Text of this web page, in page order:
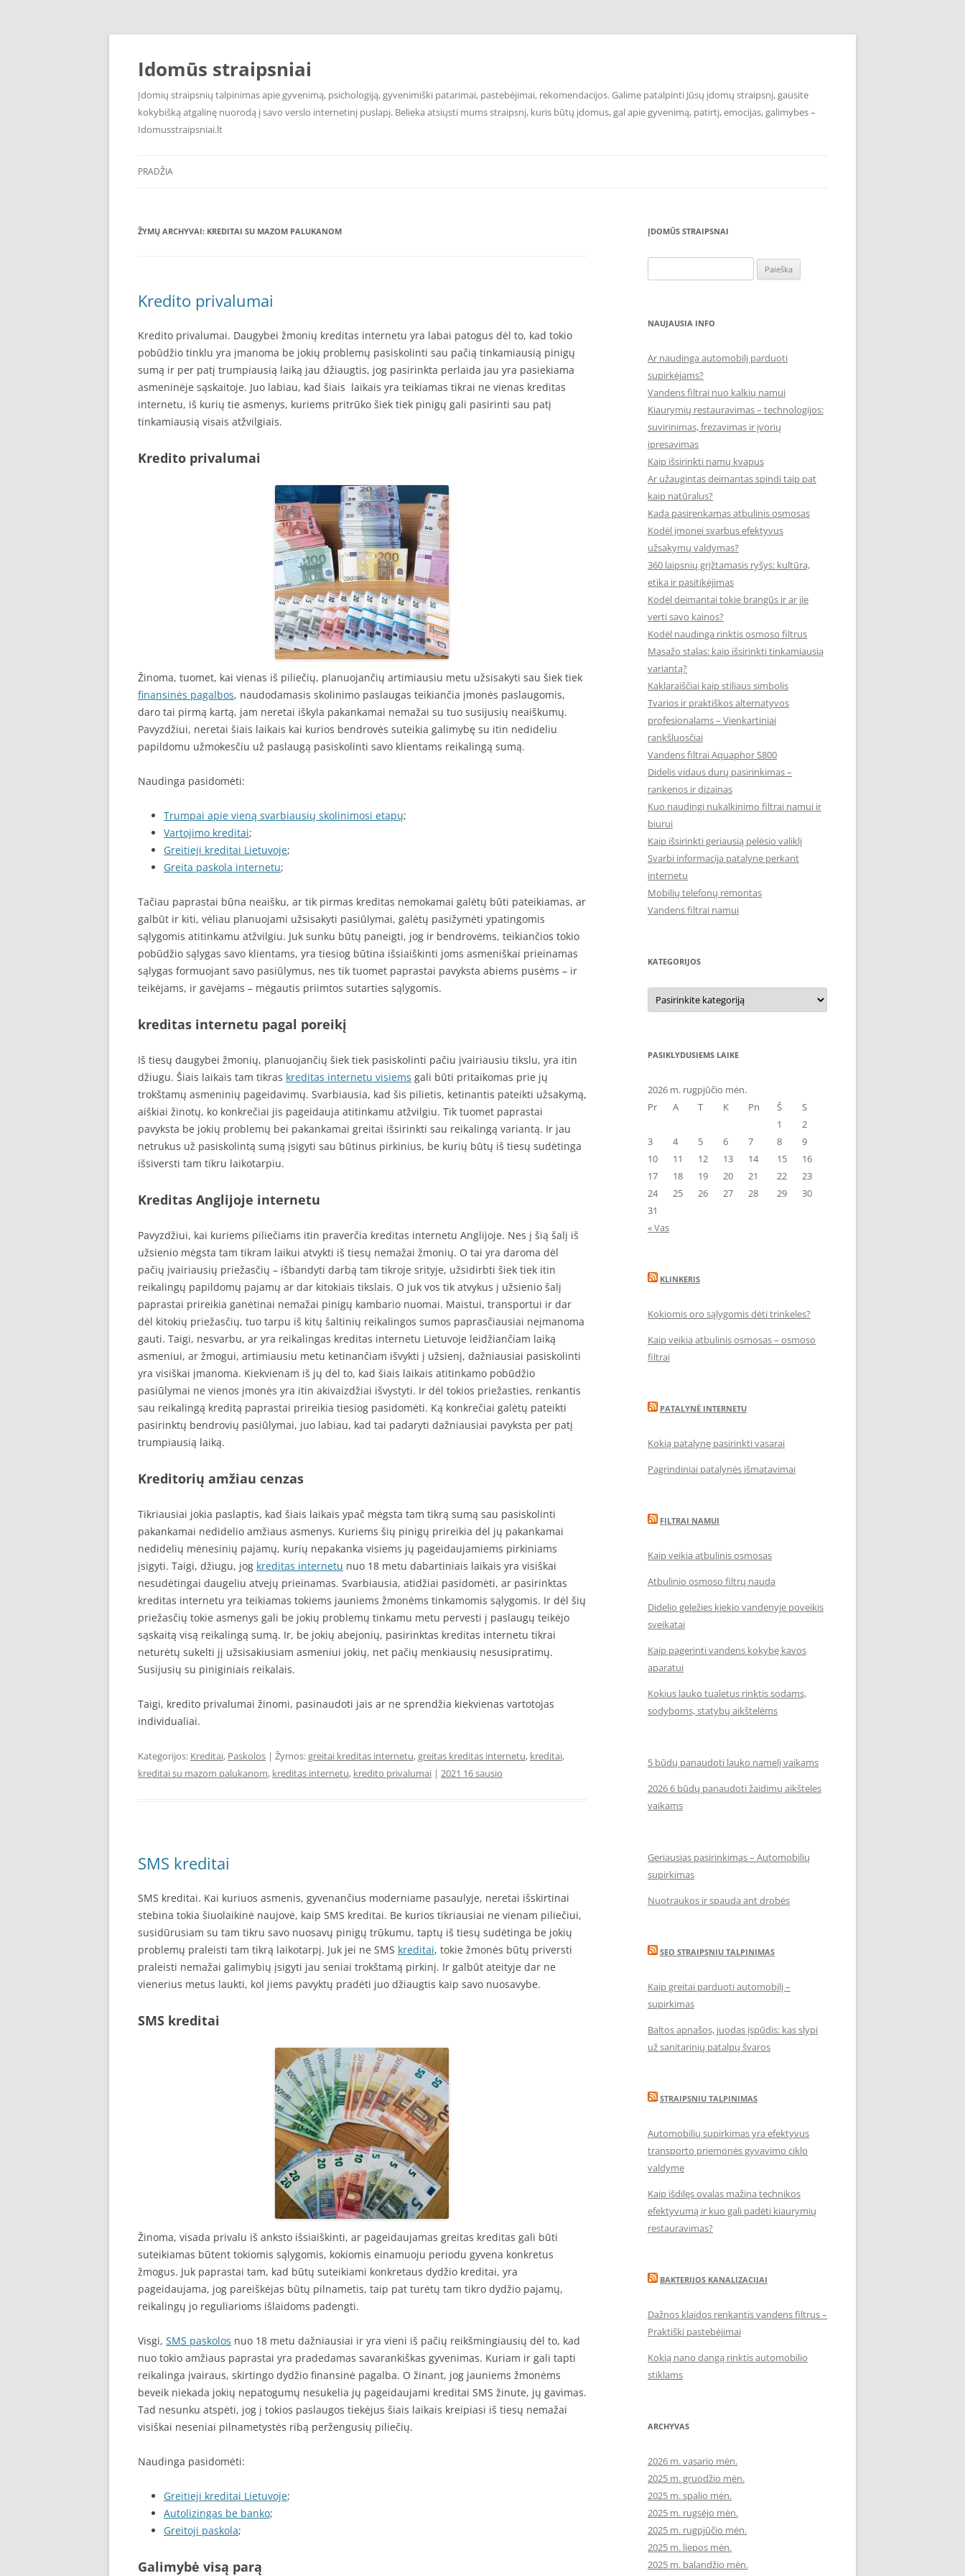
Pereiti
turinio
Idomūs straipsniai
Įdomių straipsnių talpinimas apie gyvenimą, psichologiją, gyvenimiški patarimai, pastebėjimai, rekomendacijos. Galime patalpinti Jūsų įdomų straipsnį, gausite
kokybišką atgalinę nuorodą į savo verslo internetinį puslapį. Belieka atsiųsti mums straipsnį, kuris būtų įdomus, gal apie gyvenimą, patirtį, emocijas, galimybes –
Idomusstraipsniai.lt
PRADŽIA
ŽYMŲ ARCHYVAI: KREDITAI SU MAZOM PALUKANOM
Kredito privalumai
Kredito privalumai. Daugybei žmonių kreditas internetu yra labai patogus dėl to, kad tokio
pobūdžio tinklu yra įmanoma be jokių problemų pasiskolinti sau pačią tinkamiausią pinigų
sumą ir per patį trumpiausią laiką jau džiaugtis, jog pasirinkta perlaida jau yra pasiekiama
asmeninėje sąskaitoje. Juo labiau, kad šiais laikais yra teikiamas tikrai ne vienas kreditas
internetu, iš kurių tie asmenys, kuriems pritrūko šiek tiek pinigų gali pasirinti sau patį
tinkamiausią visais atžvilgiais.
Kredito privalumai
Žinoma, tuomet, kai vienas iš piliečių, planuojančių artimiausiu metu užsisakyti sau šiek tiek
finansinės pagalbos, naudodamasis skolinimo paslaugas teikiančia įmonės paslaugomis,
daro tai pirmą kartą, jam neretai iškyla pakankamai nemažai su tuo susijusių neaiškumų.
Pavyzdžiui, neretai šiais laikais kai kurios bendrovės suteikia galimybę su itin nedideliu
papildomu užmokesčiu už paslaugą pasiskolinti savo klientams reikalingą sumą.
Naudinga pasidomėti:
Trumpai apie vieną svarbiausių skolinimosi etapų;
Vartojimo kreditai;
Greitieji kreditai Lietuvoje;
Greita paskola internetu;
Tačiau paprastai būna neaišku, ar tik pirmas kreditas nemokamai galėtų būti pateikiamas, ar
galbūt ir kiti, vėliau planuojami užsisakyti pasiūlymai, galėtų pasižymėti ypatingomis
sąlygomis atitinkamu atžvilgiu. Juk sunku būtų paneigti, jog ir bendrovėms, teikiančios tokio
pobūdžio sąlygas savo klientams, yra tiesiog būtina išsiaiškinti joms asmeniškai prieinamas
sąlygas formuojant savo pasiūlymus, nes tik tuomet paprastai pavyksta abiems pusėms – ir
teikėjams, ir gavėjams – mėgautis priimtos sutarties sąlygomis.
kreditas internetu pagal poreikį
Iš tiesų daugybei žmonių, planuojančių šiek tiek pasiskolinti pačiu įvairiausiu tikslu, yra itin
džiugu. Šiais laikais tam tikras kreditas internetu visiems gali būti pritaikomas prie jų
trokštamų asmeninių pageidavimų. Svarbiausia, kad šis pilietis, ketinantis pateikti užsakymą,
aiškiai žinotų, ko konkrečiai jis pageidauja atitinkamu atžvilgiu. Tik tuomet paprastai
pavyksta be jokių problemų bei pakankamai greitai išsirinkti sau reikalingą variantą. Ir jau
netrukus už pasiskolintą sumą įsigyti sau būtinus pirkinius, be kurių būtų iš tiesų sudėtinga
išsiversti tam tikru laikotarpiu.
Kreditas Anglijoje internetu
Pavyzdžiui, kai kuriems piliečiams itin praverčia kreditas internetu Anglijoje. Nes į šią šalį iš
užsienio mėgsta tam tikram laikui atvykti iš tiesų nemažai žmonių. O tai yra daroma dėl
pačių įvairiausių priežasčių – išbandyti darbą tam tikroje srityje, užsidirbti šiek tiek itin
reikalingų papildomų pajamų ar dar kitokiais tikslais. O juk vos tik atvykus į užsienio šalį
paprastai prireikia ganėtinai nemažai pinigų kambario nuomai. Maistui, transportui ir dar
dėl kitokių priežasčių, tuo tarpu iš kitų šaltinių reikalingos sumos paprasčiausiai neįmanoma
gauti. Taigi, nesvarbu, ar yra reikalingas kreditas internetu Lietuvoje leidžiančiam laiką
asmeniui, ar žmogui, artimiausiu metu ketinančiam išvykti į užsienį, dažniausiai pasiskolinti
yra visiškai įmanoma. Kiekvienam iš jų dėl to, kad šiais laikais atitinkamo pobūdžio
pasiūlymai ne vienos įmonės yra itin akivaizdžiai išvystyti. Ir dėl tokios priežasties, renkantis
sau reikalingą kreditą paprastai prireikia tiesiog pasidomėti. Ką konkrečiai galėtų pateikti
pasirinktų bendrovių pasiūlymai, juo labiau, kad tai padaryti dažniausiai pavyksta per patį
trumpiausią laiką.
Kreditorių amžiau cenzas
Tikriausiai jokia paslaptis, kad šiais laikais ypač mėgsta tam tikrą sumą sau pasiskolinti
pakankamai nedidelio amžiaus asmenys. Kuriems šių pinigų prireikia dėl jų pakankamai
nedidelių mėnesinių pajamų, kurių nepakanka visiems jų pageidaujamiems pirkiniams
įsigyti. Taigi, džiugu, jog kreditas internetu nuo 18 metu dabartiniais laikais yra visiškai
nesudėtingai daugeliu atvejų prieinamas. Svarbiausia, atidžiai pasidomėti, ar pasirinktas
kreditas internetu yra teikiamas tokiems jauniems žmonėms tinkamomis sąlygomis. Ir dėl šių
priežasčių tokie asmenys gali be jokių problemų tinkamu metu pervesti į paslaugų teikėjo
sąskaitą visą reikalingą sumą. Ir, be jokių abejonių, pasirinktas kreditas internetu tikrai
neturėtų sukelti jį užsisakiusiam asmeniui jokių, net pačių menkiausių nesusipratimų.
Susijusių su piniginiais reikalais.
Taigi, kredito privalumai žinomi, pasinaudoti jais ar ne sprendžia kiekvienas vartotojas
individualiai.
Kategorijos: Kreditai, Paskolos | Žymos:greitai kreditas internetu,greitas kreditas internetu, kreditai,
kreditai su mazom palukanom, kreditas internetu, kredito privalumai | 2021 16 sausio
SMS kreditai
SMS kreditai. Kai kuriuos asmenis, gyvenančius moderniame pasaulyje, neretai išskirtinai
stebina tokia šiuolaikinė naujovė, kaip SMS kreditai. Be kurios tikriausiai ne vienam piliečiui,
susidūrusiam su tam tikru savo nuosavų pinigų trūkumu, taptų iš tiesų sudėtinga be jokių
problemų praleisti tam tikrą laikotarpį. Juk jei ne SMS kreditai, tokie žmonės būtų priversti
praleisti nemažai galimybių įsigyti jau seniai trokštamą pirkinį. Ir galbūt ateityje dar ne
vienerius metus laukti, kol jiems pavyktų pradėti juo džiaugtis kaip savo nuosavybe.
SMS kreditai
Žinoma, visada privalu iš anksto išsiaiškinti, ar pageidaujamas greitas kreditas gali būti
suteikiamas būtent tokiomis sąlygomis, kokiomis einamuoju periodu gyvena konkretus
žmogus. Juk paprastai tam, kad būtų suteikiami konkretaus dydžio kreditai, yra
pageidaujama, jog pareiškėjas būtų pilnametis, taip pat turėtų tam tikro dydžio pajamų,
reikalingų jo reguliarioms išlaidoms padengti.
Visgi, SMS paskolos nuo 18 metu dažniausiai ir yra vieni iš pačių reikšmingiausių dėl to, kad
nuo tokio amžiaus paprastai yra pradedamas savarankiškas gyvenimas. Kuriam ir gali tapti
reikalinga įvairaus, skirtingo dydžio finansinė pagalba. O žinant, jog jauniems žmonėms
beveik niekada jokių nepatogumų nesukelia jų pageidaujami kreditai SMS žinute, jų gavimas.
Tad nesunku atspėti, jog į tokios paslaugos tiekėjus šiais laikais kreipiasi iš tiesų nemažai
visiškai neseniai pilnametystės ribą peržengusių piliečių.
Naudinga pasidomėti:
Greitieji kreditai Lietuvoje;
Autolizingas be banko;
Greitoji paskola;
Galimybė visą parą
ĮDOMŪS STRAIPSNAI
NAUJAUSIA INFO
Ar naudinga automobilį parduoti
supirkėjams?
Vandens filtrai nuo kalkių namui
Kiaurymių restauravimas – technologijos:
suvirinimas, frezavimas ir įvorių
įpresavimas
Kaip išsirinkti namų kvapus
Ar užaugintas deimantas spindi taip pat
kaip natūralus?
Kada pasirenkamas atbulinis osmosas
Kodėl įmonei svarbus efektyvus
užsakymų valdymas?
360 laipsnių grįžtamasis ryšys: kultūra,
etika ir pasitikėjimas
Kodėl deimantai tokie brangūs ir ar jie
verti savo kainos?
Kodėl naudinga rinktis osmoso filtrus
Masažo stalas: kaip išsirinkti tinkamiausią
variantą?
Kaklaraiščiai kaip stiliaus simbolis
Tvarios ir praktiškos alternatyvos
profesionalams – Vienkartiniai
rankšluosčiai
Vandens filtrai Aquaphor S800
Didelis vidaus durų pasirinkimas –
rankenos ir dizainas
Kuo naudingi nukalkinimo filtrai namui ir
biurui
Kaip išsirinkti geriausią pelėsio valiklį
Svarbi informacija patalyne perkant
internetu
Mobilių telefonų remontas
Vandens filtrai namui
KATEGORIJOS
Kategorijos
PASIKLYDUSIEMS LAIKE
2026 m. rugpjūčio mėn.
Pr
A T K Pn Š
S
1
2
3
4 5 6 7 8
9
10
11 12 13 14 15
16
17
18 19 20 21 22
23
24
25 26 27 28 29
30
31
« Vas
KLINKERIS
Kokiomis oro sąlygomis dėti trinkeles?
Kaip veikia atbulinis osmosas – osmoso
filtrai
PATALYNĖ INTERNETU
Kokią patalynę pasirinkti vasarai
Pagrindiniai patalynės išmatavimai
FILTRAI NAMUI
Kaip veikia atbulinis osmosas
Atbulinio osmoso filtrų nauda
Didelio geležies kiekio vandenyje poveikis
sveikatai
Kaip pagerinti vandens kokybę kavos
aparatui
Kokius lauko tualetus rinktis sodams,
sodyboms, statybų aikštelėms
5 būdų panaudoti lauko namelį vaikams
2026 6 būdų panaudoti žaidimų aikšteles
vaikams
Geriausias pasirinkimas – Automobilių
supirkimas
Nuotraukos ir spauda ant drobės
SEO STRAIPSNIU TALPINIMAS
Kaip greitai parduoti automobilį –
supirkimas
Baltos apnašos, juodas įspūdis: kas slypi
už sanitarinių patalpų švaros
STRAIPSNIU TALPINIMAS
Automobilių supirkimas yra efektyvus
transporto priemonės gyvavimo ciklo
valdyme
Kaip išdilęs ovalas mažina technikos
efektyvumą ir kuo gali padėti kiaurymių
restauravimas?
BAKTERIJOS KANALIZACIJAI
Dažnos klaidos renkantis vandens filtrus –
Praktiški pastebėjimai
Kokią nano dangą rinktis automobilio
stiklams
ARCHYVAS
2026 m. vasario mėn.
2025 m. gruodžio mėn.
2025 m. spalio mėn.
2025 m. rugsėjo mėn.
2025 m. rugpjūčio mėn.
2025 m. liepos mėn.
2025 m. balandžio mėn.